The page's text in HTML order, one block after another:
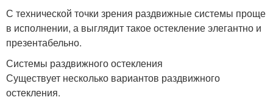
С технической точки зрения раздвижные системы проще
в исполнении, а выглядит такое остекление элегантно и
презентабельно.
Системы раздвижного остекления
Существует несколько вариантов раздвижного
остекления.